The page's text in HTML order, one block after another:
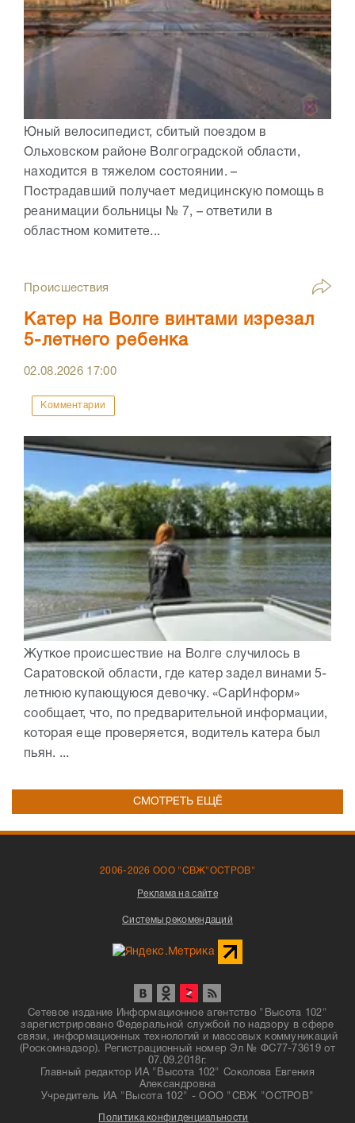
Юный велосипедист, сбитый поездом в
Ольховском районе Волгоградской области,
находится в тяжелом состоянии. –
Пострадавший получает медицинскую помощь в
реанимации больницы № 7, – ответили в
областном комитете...
Происшествия
Катер на Волге винтами изрезал
5-летнего ребенка
02.08.2026 17:00
Комментарии
Жуткое происшествие на Волге случилось в
Саратовской области, где катер задел винами 5-
летнюю купающуюся девочку. «СарИнформ»
сообщает, что, по предварительной информации,
которая еще проверяется, водитель катера был
пьян. ...
СМОТРЕТЬ ЕЩЁ
2006-2026 ООО "СВЖ"ОСТРОВ"
Реклама на сайте
Системы рекомендаций
Сетевое издание Информационное агентство "Высота 102"
зарегистрировано Федеральной службой по надзору в сфере
связи, информационных технологий и массовых коммуникаций
(Роскомнадзор). Регистрационный номер Эл № ФС77-73619 от
07.09.2018г.
Главный редактор ИА "Высота 102" Соколова Евгения
Александровна
Учредитель ИА "Высота 102" - ООО "СВЖ "ОСТРОВ"
Политика конфиденциальности